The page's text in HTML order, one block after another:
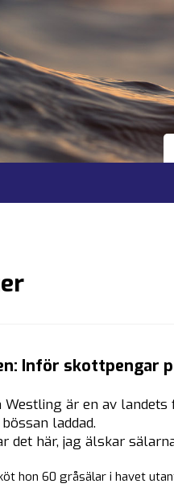
Inför skottpengar
Westling är en av
laddad.
det här, jag älskar
hon 60 gråsälar i havet